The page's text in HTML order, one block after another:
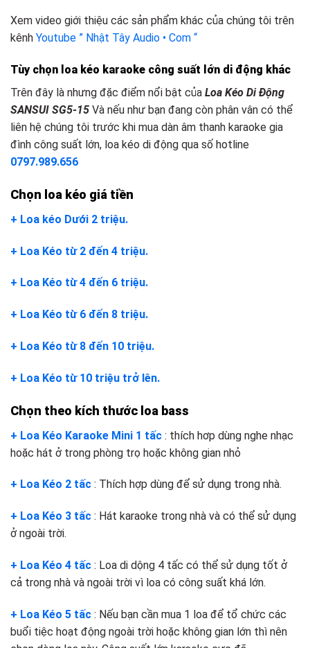
Xem video giới thiệu các sản phẩm khác của chúng tôi trên
kênh Youtube ” Nhật Tây Audio • Com “
Tùy chọn loa kéo karaoke công suất lớn d i động khác
Trên đây là nhưng đặc điểm nổi bật của Loa Kéo Di Động
SANSUI SG5-15 Và nếu như bạn đang còn phân vân có thể
liên hệ chúng tôi trước khi mua dàn âm thanh karaoke gia
đình công suất lớn, loa kéo di động qua số hotline
0797.989.656
Chọn loa kéo giá tiền
+ Loa kéo Dưới 2 triệu.
+ Loa Kéo từ 2 đến 4 triệu.
+ Loa Kéo từ 4 đến 6 triệu.
+ Loa Kéo từ 6 đến 8 triệu.
+ Loa Kéo từ 8 đến 10 triệu.
+ Loa Kéo từ 10 triệu trở lên.
Chọn theo kích thước loa bass
+ Loa Kéo Karaoke Mini 1 tấc : thích hơp dùng nghe nhạc
hoặc hát ở trong phòng trọ hoặc không gian nhỏ
+ Loa Kéo 2 tấc : Thích hợp dùng để sử dụng trong nhà.
+ Loa Kéo 3 tấc : Hát karaoke trong nhà và có thể sử dụng
ở ngoài trời.
+ Loa Kéo 4 tấc : Loa di dộng 4 tấc có thể sử dụng tốt ở
cả trong nhà và ngoài trời vì loa có công suất khá lớn.
+ Loa Kéo 5 tấc : Nếu bạn cần mua 1 loa để tổ chức các
buổi tiệc hoạt động ngoài trời hoặc không gian lớn thì nên